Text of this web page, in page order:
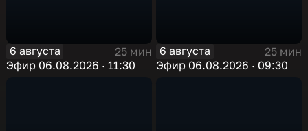
6 августа
25 мин
Эфир 06.08.2026 · 11:30
6 августа
25 мин
Эфир 06.08.2026 · 09:30